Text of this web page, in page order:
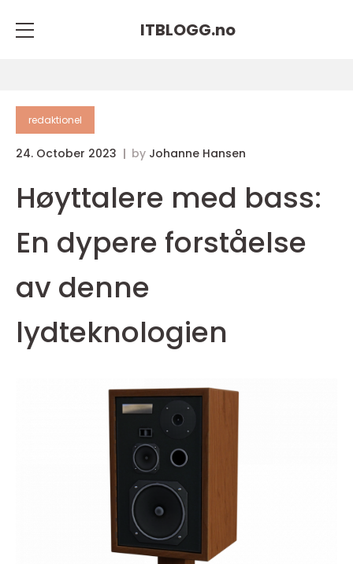
ITBLOGG.no
redaktionel
24. October 2023 by Johanne Hansen
Høyttalere med bass:
En dypere forståelse
av denne
lydteknologien